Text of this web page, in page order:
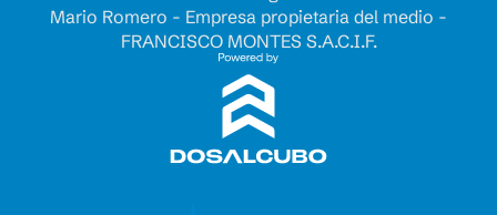
Mario Romero - Empresa propietaria del medio -
FRANCISCO MONTES S.A.C.I.F.